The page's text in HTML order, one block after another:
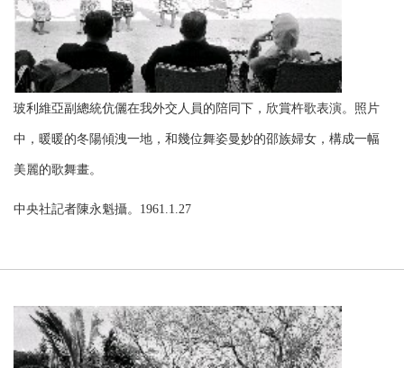
玻利維亞副總統伉儷在我外交人員的陪同下，欣賞杵歌表演。照片
中，暖暖的冬陽傾洩一地，和幾位舞姿曼妙的邵族婦女，構成一幅
美麗的歌舞畫。
中央社記者陳永魁攝。1961.1.27